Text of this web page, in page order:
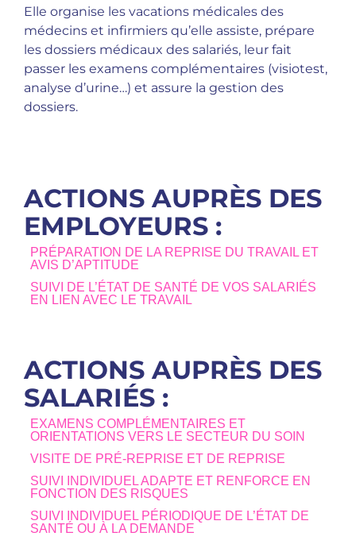
Elle organise les vacations médicales des
médecins et infirmiers qu’elle assiste, prépare
les dossiers médicaux des salariés, leur fait
passer les examens complémentaires (visiotest,
analyse d’urine…) et assure la gestion des
dossiers.
ACTIONS AUPRÈS DES
EMPLOYEURS :
PRÉPARATION DE LA REPRISE DU TRAVAIL ET
AVIS D’APTITUDE
SUIVI DE L’ÉTAT DE SANTÉ DE VOS SALARIÉS
EN LIEN AVEC LE TRAVAIL
ACTIONS AUPRÈS DES
SALARIÉS :
EXAMENS COMPLÉMENTAIRES ET
ORIENTATIONS VERS LE SECTEUR DU SOIN
VISITE DE PRÉ-REPRISE ET DE REPRISE
SUIVI INDIVIDUEL ADAPTE ET RENFORCE EN
FONCTION DES RISQUES
SUIVI INDIVIDUEL PÉRIODIQUE DE L’ÉTAT DE
SANTÉ OU À LA DEMANDE